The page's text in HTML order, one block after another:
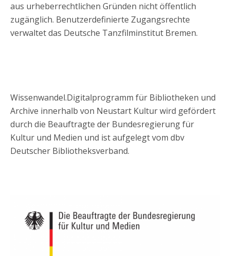
aus urheberrechtlichen Gründen nicht öffentlich
zugänglich. Benutzerdefinierte Zugangsrechte
verwaltet das Deutsche Tanzfilminstitut Bremen.
Wissenwandel.Digitalprogramm für Bibliotheken und
Archive innerhalb von Neustart Kultur wird gefördert
durch die Beauftragte der Bundesregierung für
Kultur und Medien und ist aufgelegt vom dbv
Deutscher Bibliotheksverband.